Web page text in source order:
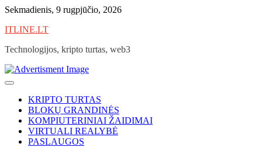
Skip
content
Sekmadienis, 9 rugpjūčio, 2026
ITLINE.LT
Technologijos, kripto turtas, web3
KRIPTO TURTAS
BLOKŲ GRANDINĖS
KOMPIUTERINIAI ŽAIDIMAI
VIRTUALI REALYBĖ
PASLAUGOS